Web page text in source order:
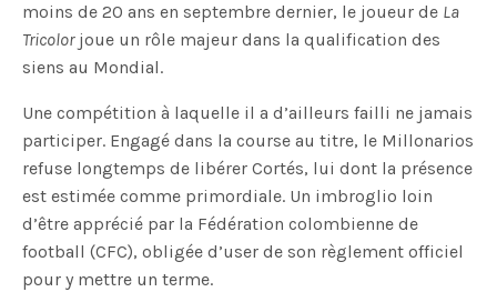
moins de 20 ans en septembre dernier, le joueur de La
Tricolorjoue un rôle majeur dans la qualification des
siens au Mondial.
Une compétition à laquelle il a d’ailleurs failli ne jamais
participer. Engagé dans la course au titre, le Millonarios
refuse longtemps de libérer Cortés, lui dont la présence
est estimée comme primordiale. Un imbroglio loin
d’être apprécié par la Fédération colombienne de
football (CFC), obligée d’user de son règlement officiel
pour y mettre un terme.